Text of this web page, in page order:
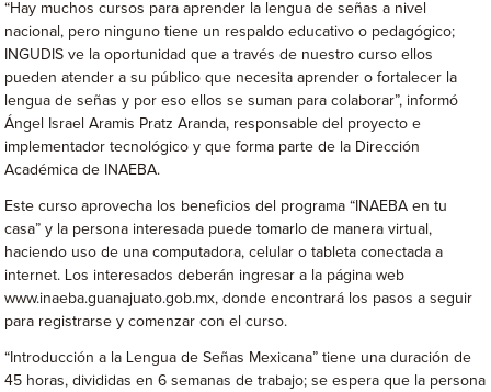
“Hay muchos cursos para aprender la lengua de señas a nivel
nacional, pero ninguno tiene un respaldo educativo o pedagógico;
INGUDIS ve la oportunidad que a través de nuestro curso ellos
pueden atender a su público que necesita aprender o fortalecer la
lengua de señas y por eso ellos se suman para colaborar”, informó
Ángel Israel Aramis Pratz Aranda, responsable del proyecto e
implementador tecnológico y que forma parte de la Dirección
Académica de INAEBA.
Este curso aprovecha los beneficios del programa “INAEBA en tu
casa” y la persona interesada puede tomarlo de manera virtual,
haciendo uso de una computadora, celular o tableta conectada a
internet. Los interesados deberán ingresar a la página web
www.inaeba.guanajuato.gob.mx, donde encontrará los pasos a seguir
para registrarse y comenzar con el curso.
“Introducción a la Lengua de Señas Mexicana” tiene una duración de
45 horas, divididas en 6 semanas de trabajo; se espera que la persona